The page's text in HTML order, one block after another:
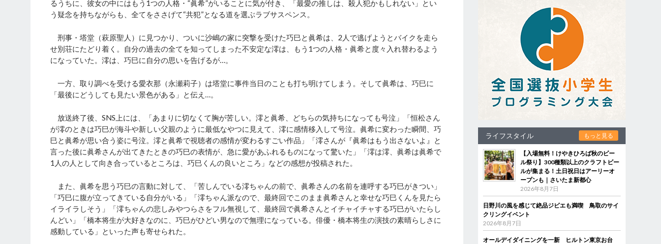
るうちに、彼女の中にはもう1つの人格・“眞希”がいることに気が付き、「最愛の推しは、殺人犯かもしれない」とい
う疑念を持ちながらも、全てをささげて“共犯”となる道を選ぶラブサスペンス。
刑事・塔堂（萩原聖人）に見つかり、ついに沙嶋の家に突撃を受けた巧巳と眞希は、2人で逃げようとバイクを走ら
せ別荘にたどり着く。自分の過去の全てを知ってしまった不安定な澪は、もう1つの人格・眞希と度々入れ替わるよう
になっていた。澪は、巧巳に自分の思いを告げるが…。
一方、取り調べを受ける愛衣那（永瀬莉子）は塔堂に事件当日のことも打ち明けてしまう。そして眞希は、巧巳に
「最後にどうしても見たい景色がある」と伝え…。
放送終了後、SNS上には、「あまりに切なくて胸が苦しい。澪と眞希、どちらの気持ちになっても号泣」「恒松さん
が澪のときは巧巳が海斗や新しい父親のように最低なやつに見えて、澪に感情移入して号泣。眞希に変わった瞬間、巧
巳と眞希が思い合う姿に号泣。澪と眞希で視聴者の感情が変わるすごい作品」「澪さんが『眞希はもう出さないよ』と
言った後に眞希さんが出てきたときの巧巳の表情が、急に愛があふれるものになって驚いた」「澪は澪、眞希は眞希で
1人の人として向き合っているところは、巧巳くんの良いところ」などの感想が投稿された。
また、眞希を思う巧巳の言動に対して、「苦しんでいる澪ちゃんの前で、眞希さんの名前を連呼する巧巳がきつい」
「巧巳に腹が立ってきている自分がいる」「澪ちゃん派なので、最終回でこのまま眞希さんと幸せな巧巳くんを見たら
イライラしそう」「澪ちゃんの悲しみやつらさをフル無視して、最終回で眞希さんとイチャイチャする巧巳がいたらし
んどい」「橋本将生が大好きなのに、巧巳がひどい男なので無理になっている。俳優・橋本将生の演技の素晴らしさに
感動している」といった声も寄せられた。
ライフスタイル もっと見る
【入場無料！けやきひろば秋のビー
ル祭り】300種類以上のクラフトビー
ルが集まる！土日祝日はアーリーオ
ープンも｜さいたま新都心
2026年8月7日
日野川の風を感じて絶品ジビエも満喫 鳥取のサイ
クリングイベント
2026年8月7日
オールデイダイニングを一新 ヒルトン東京お台